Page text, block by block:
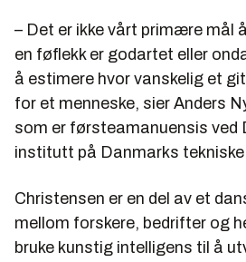
– Det er ikke vårt primære mål
en føflekk er godartet eller
å estimere hvor vanskelig et
for et menneske, sier Anders
som er førsteamanuensis ved
institutt på Danmarks
Christensen er en del av et
mellom forskere, bedrifter og
bruke kunstig intelligens til å